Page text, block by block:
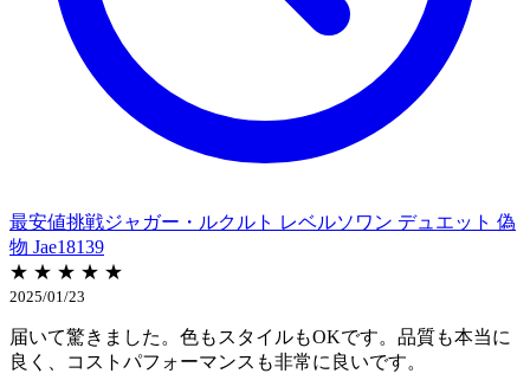
最安値挑戦ジャガー・ルクルト レベルソワン デュエット 偽
物 Jae18139
★ ★ ★ ★ ★
2025/01/23
届いて驚きました。色もスタイルもOKです。品質も本当に
良く、コストパフォーマンスも非常に良いです。